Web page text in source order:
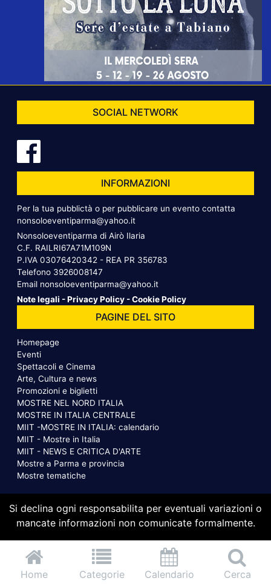
Home Categorie Calendario Cerca
SOCIAL NETWORK
INFORMAZIONI
Per la tua pubblictà o per pubblicare un evento contatta
nonsoloeventiparma@yahoo.it
Nonsoloeventiparma di Airò Ilaria
C.F. RAILRI67A71M109N
P.IVA 03076420342 - REA PR 356783
Telefono 3926008147
Email nonsoloeventiparma@yahoo.it
Note legali -Privacy Policy -Cookie Policy
PAGINE DEL SITO
Homepage
Eventi
Spettacoli e Cinema
Arte, Cultura e news
Promozioni e biglietti
MOSTRE NEL NORD ITALIA
MOSTRE IN ITALIA CENTRALE
MIIT -MOSTRE IN ITALIA: calendario
MIIT - Mostre in Italia
MIIT - NEWS E CRITICA D'ARTE
Mostre a Parma e provincia
Mostre tematiche
Si declina ogni responsabilita per eventuali variazioni o
mancate informazioni non comunicate formalmente.